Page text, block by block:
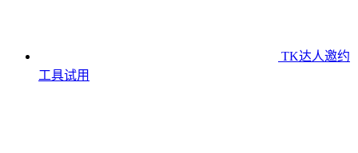
TK达人邀约
工具试用